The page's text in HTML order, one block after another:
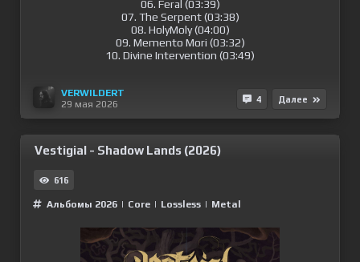
06. Feral (03:39)
07. The Serpent (03:38)
08. HolyMoly (04:00)
09. Memento Mori (03:32)
10. Divine Intervention (03:49)
VERWILDERT
29 мая 2026
4 Далее
Vestigial - Shadow Lands (2026)
616
Альбомы 2026 | Сore | Lossless | Metal